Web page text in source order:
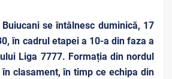
se întâlnesc duminică, 17
în cadrul etapei a 10-a din faza a
Liga 7777. Formația din nordul
clasament, în timp ce echipa din